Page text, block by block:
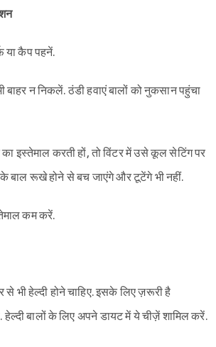
या कैप पहनें.
न निकलें. ठंडी हवाएं बालों को नुकसान पहुंचा
इस्तेमाल करती हों, तो विंटर में उसे कूल सेटिंग पर
बाल रूखे होने से बच जाएंगे और टूटेंगे भी नहीं.
कम करें.
से भी हेल्दी होने चाहिए. इसके लिए ज़रूरी है
हेल्दी बालों के लिए अपने डायट में ये चीज़ें शामिल करें.